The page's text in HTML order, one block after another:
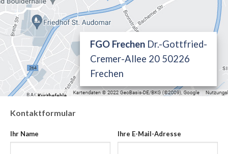
FGO FrechenDr.-Gottfried-
Cremer-Allee 20 50226
Frechen
Kontaktformular
Ihr Name Ihre E-Mail-Adresse